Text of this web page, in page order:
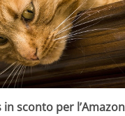
sconto per